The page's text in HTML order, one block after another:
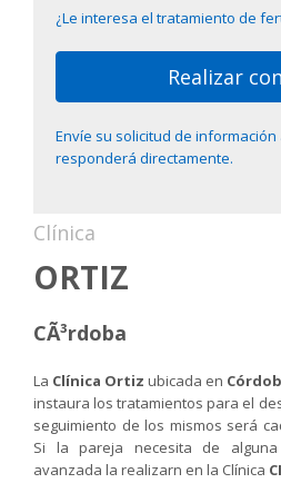
¿Le interesa el tratamiento de
Realizar
Envíe su solicitud de información
responderá directamente.
Clínica
ORTIZ
CÃ³rdoba
La Clínica Ortiz ubicada en
instaura los tratamientos para el
seguimiento de los mismos será
Si la pareja necesita de alguna
avanzada la realizarn en la Clínica